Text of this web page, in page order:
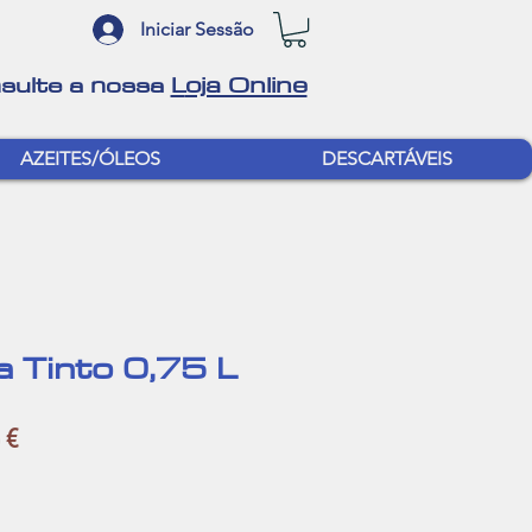
Iniciar Sessão
a nossa Loja Online
AZEITES/ÓLEOS DESCARTÁVEIS
Tinto 0,75 L
Preço